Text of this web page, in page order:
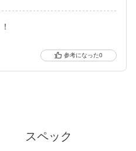
誕生し、さらに充実したライ
、さりげなく盛れるタイプ、普
クリアコンタクトレンズまで、
0
スペック